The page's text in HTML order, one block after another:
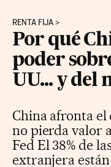
RENTA FIJA
Por qué
poder
UU... y del
China afronta el
no pierda valor
Fed El 38% de
extranjera